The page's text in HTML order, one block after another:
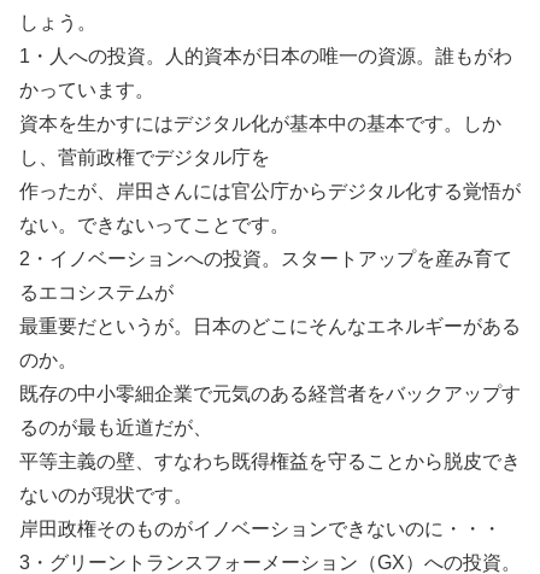
しょう。
1・人への投資。人的資本が日本の唯一の資源。誰もがわ
かっています。
資本を生かすにはデジタル化が基本中の基本です。しか
し、菅前政権でデジタル庁を
作ったが、岸田さんには官公庁からデジタル化する覚悟が
ない。できないってことです。
2・イノベーションへの投資。スタートアップを産み育て
るエコシステムが
最重要だというが。日本のどこにそんなエネルギーがある
のか。
既存の中小零細企業で元気のある経営者をバックアップす
るのが最も近道だが、
平等主義の壁、すなわち既得権益を守ることから脱皮でき
ないのが現状です。
岸田政権そのものがイノベーションできないのに・・・
3・グリーントランスフォーメーション（GX）への投資。